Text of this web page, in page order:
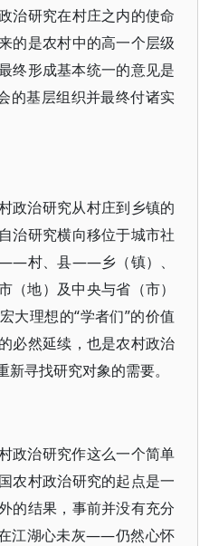
治研究在村庄之内的使命
的是农村中的高一个层级
形成基本统一的意见是
的基层组织并最终付诸实
政治研究从村庄到乡镇的
治研究横向移位于城市社
村、县——乡（镇）、
地）及中央与省（市）
大理想的“学者们”的价值
必然延续，也是农村政治
寻找研究对象的需要。
政治研究作这么一个简单
农村政治研究的起点是一
的结果，事前并没有充分
江湖心未灰——仍然心怀